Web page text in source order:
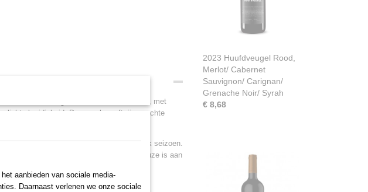
klimaat een elegante Pinot Noir te maken, met
lichte kruidigheid. De smaak geeft rijpe zachte
lange en frisse afdronk.
maakt van deze wijn er eentje voor elk seizoen.
opkomt: Lamsvlees, rundvlees, wild, de keuze is aan
2023 Huufdveugel Rood,
Merlot/ Cabernet
Sauvignon/ Carignan/
Grenache Noir/ Syrah
€ 8,68
aanbieden van sociale media-
Daarnaast verlenen we onze sociale